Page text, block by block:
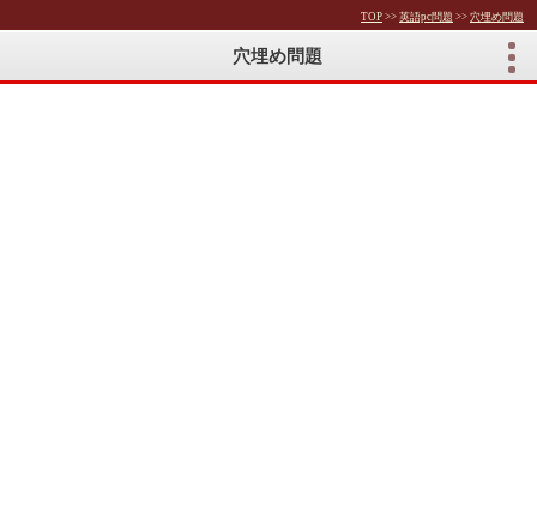
TOP >> 英語pc問題 >> 穴埋め問題
穴埋め問題